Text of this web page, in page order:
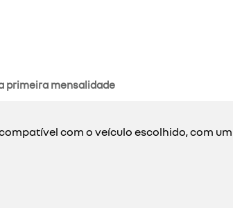
primeira mensalidade
com o veículo escolhido, com